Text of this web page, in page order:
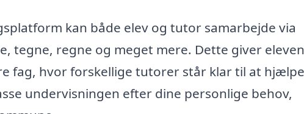
kan både elev og tutor samarbejde via
tegne, regne og meget mere. Dette giver eleven
fag, hvor forskellige tutorer står klar til at
undervisningen efter dine personlige behov,